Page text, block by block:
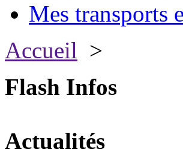
Mes transports
Accueil >
Flash Infos
Actualités